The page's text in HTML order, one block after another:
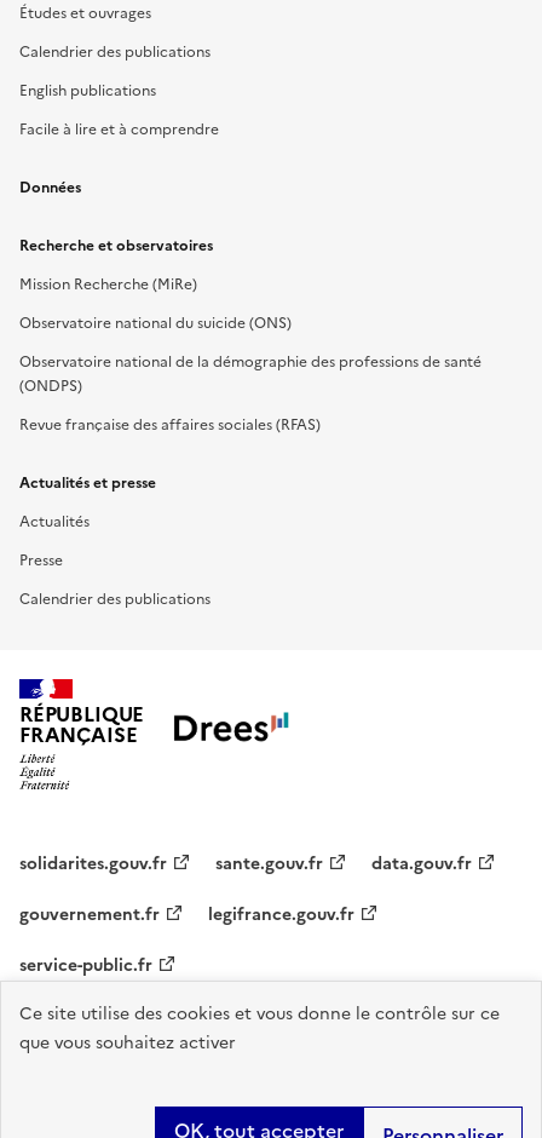
Études et ouvrages
Calendrier des publications
English publications
Facile à lire et à comprendre
Données
Recherche et observatoires
Mission Recherche (MiRe)
Observatoire national du suicide (ONS)
Observatoire national de la démographie des professions de santé
(ONDPS)
Revue française des affaires sociales (RFAS)
Actualités et presse
Actualités
Presse
Calendrier des publications
RÉPUBLIQUE
FRANÇAISE
solidarites.gouv.fr sante.gouv.fr
data.gouv.fr
gouvernement.fr
legifrance.gouv.fr
service-public.fr
Accessibilité : Conforme
Sauf mention contraire, tous les contenus de ce site sont sous licence
Ce site utilise des cookies et vous donne le contrôle sur ce
que vous souhaitez activer
OK, tout accepter